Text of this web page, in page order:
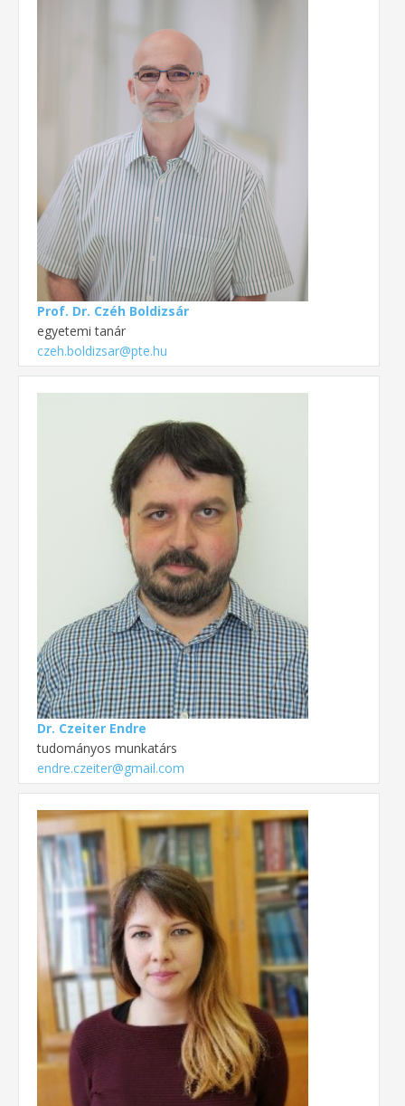
Prof. Dr. Czéh Boldizsár
egyetemi tanár
czeh.boldizsar@pte.hu
Dr. Czeiter Endre
tudományos munkatárs
endre.czeiter@gmail.com